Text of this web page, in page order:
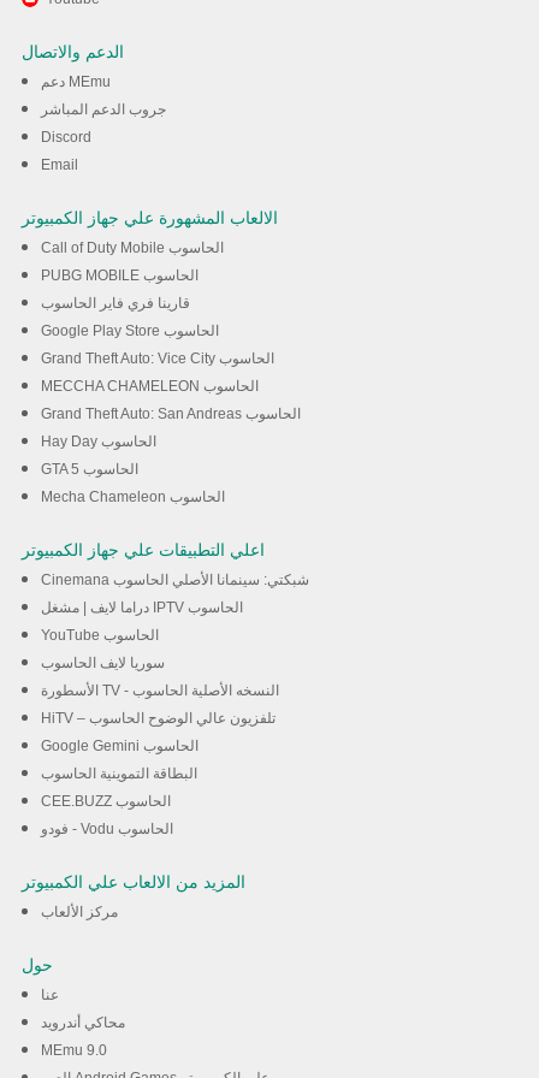
League of Legends: وايلد ريفت
الدعم والاتصال
دعم MEmu
جروب الدعم المباشر
Discord
Email
الالعاب المشهورة علي جهاز الكمبيوتر
Call of Duty Mobile الحاسوب
PUBG MOBILE الحاسوب
قارينا فري فاير الحاسوب
Google Play Store الحاسوب
Grand Theft Auto: Vice City الحاسوب
MECCHA CHAMELEON الحاسوب
Grand Theft Auto: San Andreas الحاسوب
Hay Day الحاسوب
GTA 5 الحاسوب
Mecha Chameleon الحاسوب
اعلي التطبيقات علي جهاز الكمبيوتر
Cinemana شبكتي: سينمانا الأصلي الحاسوب
دراما لايف | مشغل IPTV الحاسوب
YouTube الحاسوب
سوريا لايف الحاسوب
الأسطورة TV - النسخه الأصلية الحاسوب
HiTV – تلفزيون عالي الوضوح الحاسوب
Google Gemini الحاسوب
البطاقة التموينية الحاسوب
CEE.BUZZ الحاسوب
فودو - Vodu الحاسوب
المزيد من الالعاب علي الكمبيوتر
مركز الألعاب
حول
عنا
محاكي أندرويد
MEmu 9.0